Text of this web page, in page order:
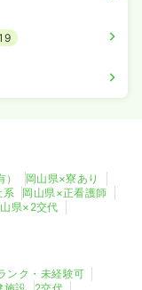
岡山県×寮あり
系
岡山県×正看護師
県×2交代
ンク・未経験可